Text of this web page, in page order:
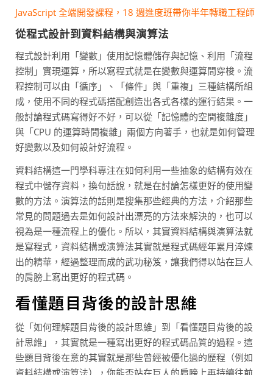
JavaScript 全端開發課程，18 週進度班帶你半年轉職工程師
從程式設計到資料結構與演算法
程式設計利用「變數」使用記憶體儲存與記憶、利用「流程
控制」實現運算，所以寫程式就是在變數與運算間穿梭。流
程控制可以由「循序」、「條件」與「重複」三種結構所組
成，使用不同的程式碼搭配創造出各式各樣的運行結果。一
般討論程式碼寫得好不好，可以從「記憶體的空間複雜度」
與「CPU 的運算時間複雜」兩個方向著手，也就是如何管理
好變數以及如何設計好流程。
資料結構這一門學科專注在如何利用一些抽象的結構有效在
程式中儲存資料，換句話說，就是在討論怎樣更好的使用變
數的方法。演算法的話則是搜集那些經典的方法，介紹那些
常見的問題過去是如何設計出漂亮的方法來解決的，也可以
視為是一種流程上的優化。所以，其實資料結構與演算法就
是寫程式，資料結構或演算法其實就是程式碼經年累月淬煉
出的精華，經過整理而成的武功秘笈，讓我們得以站在巨人
的肩膀上寫出更好的程式碼。
看懂題目背後的設計思維
從「如何理解題目背後的設計思維」到「看懂題目背後的設
計思維」，其實就是一種寫出更好的程式碼品質的過程。這
些題目背後在意的其實就是那些曾經被優化過的歷程（例如